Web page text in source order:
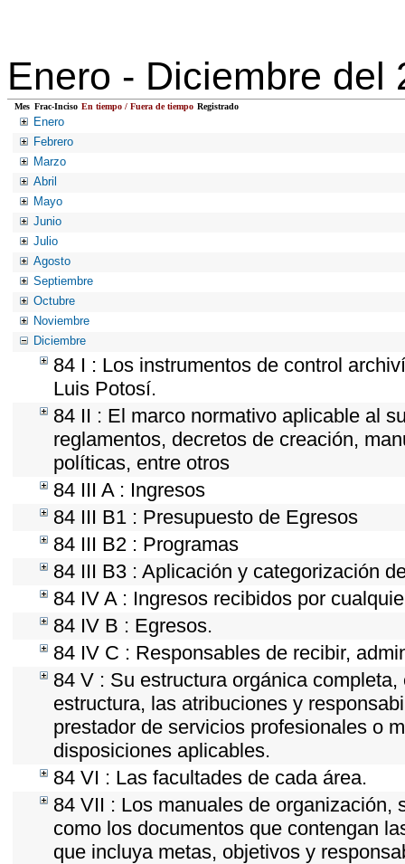
Enero - Diciembre del
Mes Frac-Inciso En tiempo / Fuera de tiempo Registrado
Enero
Febrero
Marzo
Abril
Mayo
Junio
Julio
Agosto
Septiembre
Octubre
Noviembre
Diciembre
84 I : Los instrumentos de control
Luis Potosí.
84 II : El marco normativo aplicable al
reglamentos, decretos de creación,
políticas, entre otros
84 III A : Ingresos
84 III B1 : Presupuesto de Egresos
84 III B2 : Programas
84 III B3 : Aplicación y categorización
84 IV A : Ingresos recibidos por
84 IV B : Egresos.
84 IV C : Responsables de recibir,
84 V : Su estructura orgánica
estructura, las atribuciones y
prestador de servicios profesionales o
disposiciones aplicables.
84 VI : Las facultades de cada área.
84 VII : Los manuales de
como los documentos que contengan
que incluya metas, objetivos y